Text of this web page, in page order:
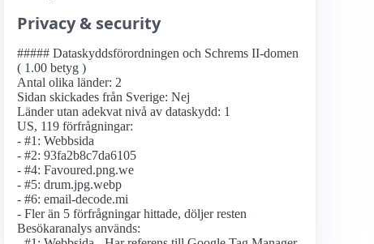
Privacy & security
##### Dataskyddsförordningen och Schrems II-domen
( 1.00 betyg )
Antal olika länder: 2
Sidan skickades från Sverige: Nej
Länder utan adekvat nivå av dataskydd: 1
US, 119 förfrågningar:
- #1: Webbsida
- #2: 93fa2b8c7da6105
- #4: Favoured.png.we
- #5: drum.jpg.webp
- #6: email-decode.mi
- Fler än 5 förfrågningar hittade, döljer resten
Besökaranalys används: